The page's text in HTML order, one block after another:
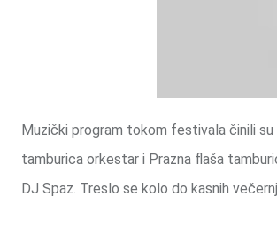
Muzički program tokom festivala činili su
tamburica orkestar i Prazna flaša
DJ Spaz. Treslo se kolo do kasnih